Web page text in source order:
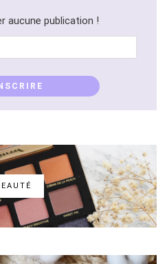
aucune publication !